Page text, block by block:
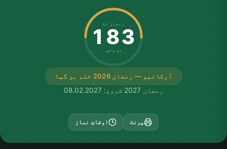
آرکائیو — رمضان 2026 ختم ہو گیا
رمضان تک
183
دن باقی
رمضان 2027 شروع: 08.02.2027
پرنٹ اوقاتِ نماز